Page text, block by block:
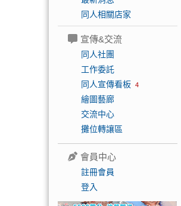
同人相關店家
宣傳&交流
同人社團
工作委託
同人宣傳看板 4
繪圖藝廊
交流中心
攤位轉讓區
會員中心
註冊會員
登入